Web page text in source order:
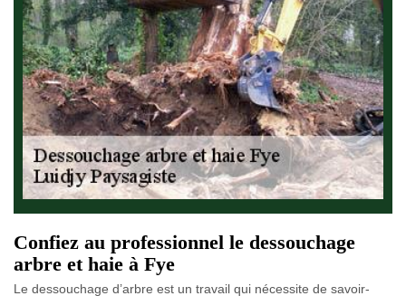
Confiez au professionnel le dessouchage
arbre et haie à Fye
Le dessouchage d’arbre est un travail qui nécessite de savoir-